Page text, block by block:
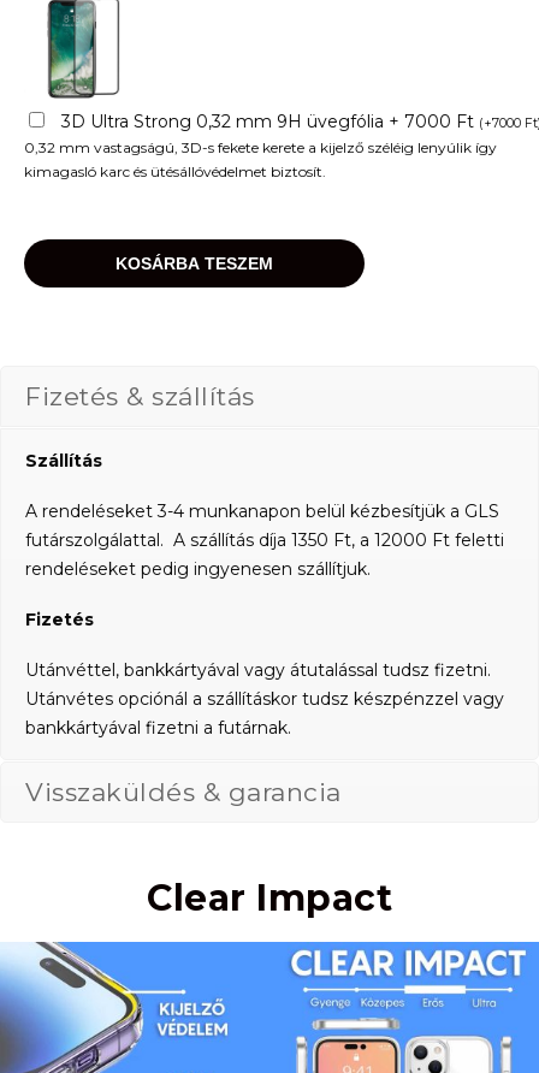
3D Ultra Strong 0,32 mm 9H üvegfólia + 7000 Ft (+7000 Ft
0,32 mm vastagságú, 3D-s fekete kerete a kijelző széléig lenyúlik így
kimagasló karc és ütésállóvédelmet biztosít.
KOSÁRBA TESZEM
Fizetés & szállítás
Szállítás
A rendeléseket 3-4 munkanapon belül kézbesítjük a GLS
futárszolgálattal. A szállítás díja 1350 Ft, a 12000 Ft feletti
rendeléseket pedig ingyenesen szállítjuk.
Fizetés
Utánvéttel, bankkártyával vagy átutalással tudsz fizetni.
Utánvétes opciónál a szállításkor tudsz készpénzzel vagy
bankkártyával fizetni a futárnak.
Visszaküldés & garancia
Clear Impact